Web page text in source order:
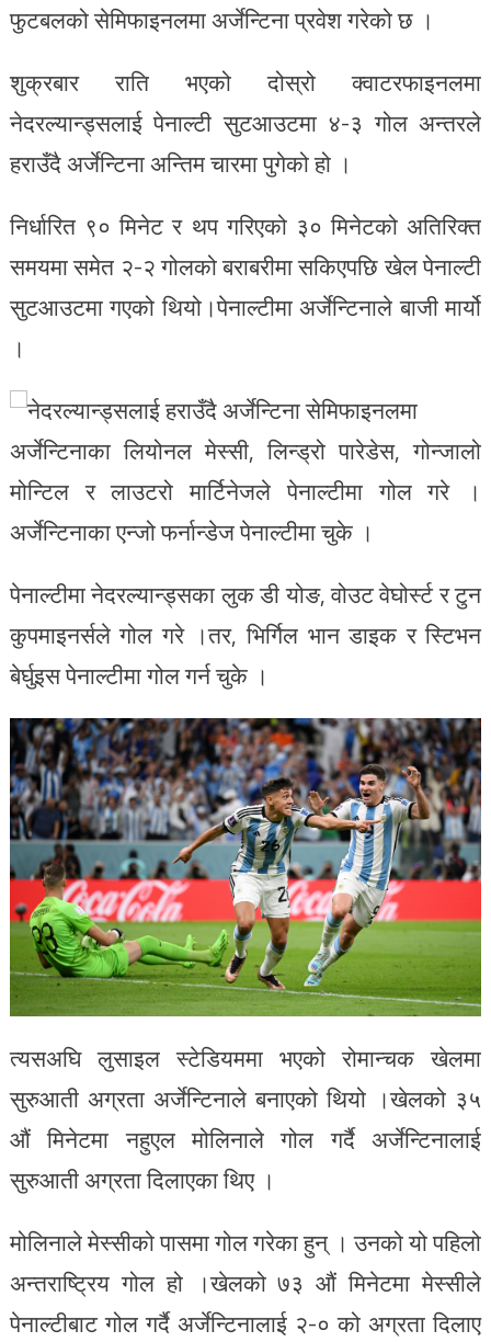
फुटबलको सेमिफाइनलमा अर्जेन्टिना प्रवेश गरेको छ ।
शुक्रबार राति भएको दोस्रो क्वाटरफाइनलमा
नेदरल्यान्ड्सलाई पेनाल्टी सुटआउटमा ४-३ गोल अन्तरले
हराउँदै अर्जेन्टिना अन्तिम चारमा पुगेको हो ।
निर्धारित ९० मिनेट र थप गरिएको ३० मिनेटको अतिरिक्त
समयमा समेत २-२ गोलको बराबरीमा सकिएपछि खेल पेनाल्टी
सुटआउटमा गएको थियो।पेनाल्टीमा अर्जेन्टिनाले बाजी मार्यो
।
अर्जेन्टिनाका लियोनल मेस्सी, लिन्ड्रो पारेडेस, गोन्जालो
मोन्टिल र लाउटरो मार्टिनेजले पेनाल्टीमा गोल गरे ।
अर्जेन्टिनाका एन्जो फर्नान्डेज पेनाल्टीमा चुके ।
पेनाल्टीमा नेदरल्यान्ड्सका लुक डी योङ, वोउट वेघोर्स्ट र टुन
कुपमाइनर्सले गोल गरे ।तर, भिर्गिल भान डाइक र स्टिभन
बेर्घुइस पेनाल्टीमा गोल गर्न चुके ।
त्यसअघि लुसाइल स्टेडियममा भएको रोमान्चक खेलमा
सुरुआती अग्रता अर्जेन्टिनाले बनाएको थियो ।खेलको ३५
औं मिनेटमा नहुएल मोलिनाले गोल गर्दै अर्जेन्टिनालाई
सुरुआती अग्रता दिलाएका थिए ।
मोलिनाले मेस्सीको पासमा गोल गरेका हुन् । उनको यो पहिलो
अन्तराष्ट्रिय गोल हो ।खेलको ७३ औं मिनेटमा मेस्सीले
पेनाल्टीबाट गोल गर्दै अर्जेन्टिनालाई २-० को अग्रता दिलाए